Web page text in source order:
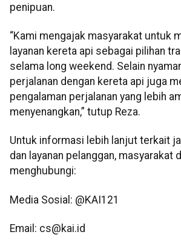
penipuan.
“Kami mengajak masyarakat untuk
layanan kereta api sebagai pilihan
selama long weekend. Selain
perjalanan dengan kereta api juga
pengalaman perjalanan yang lebih
menyenangkan,” tutup Reza.
Untuk informasi lebih lanjut terkait
dan layanan pelanggan, masyarakat
menghubungi:
Media Sosial: @KAI121
Email: cs@kai.id